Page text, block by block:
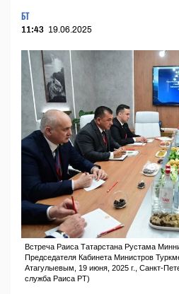
БТ
11:43 19.06.2025
Встреча Раиса Татарстана Рустама
Председателя Кабинета Министров
Атагулыевым, 19 июня, 2025 г., Санкт-
служба Раиса РТ)